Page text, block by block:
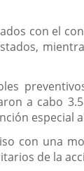
con el
a cabo
especial
con una
de la